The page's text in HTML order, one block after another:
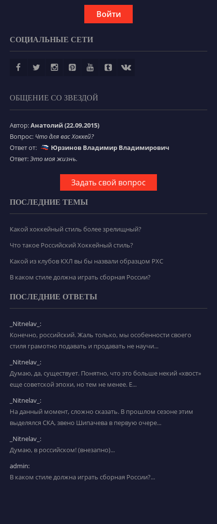
Войти
СОЦИАЛЬНЫЕ СЕТИ
ОБЩЕНИЕ СО ЗВЕЗДОЙ
Автор:Анатолий (22.09.2015)
Вопрос: Что для вас Хоккей?
Ответ от:
Юрзинов Владимир Владимирович
Ответ:Это моя жизнь.
Задать свой вопрос
ПОСЛЕДНИЕ ТЕМЫ
Какой хоккейный стиль более зрелищный?
Что такое Российский Хоккейный стиль?
Какой из клубов КХЛ вы бы назвали образцом РХС
В каком стиле должна играть сборная России?
ПОСЛЕДНИЕ ОТВЕТЫ
_Nitnelav_:
Конечно, российский. Жаль только, мы особенности своего
стиля грамотно подавать и продавать не научи...
_Nitnelav_:
Думаю, да, существует. Понятно, что это больше некий «хвост»
еще советской эпохи, но тем не менее. Е...
_Nitnelav_:
На данный момент, сложно сказать. В прошлом сезоне этим
выделялся СКА, звено Шипачева в первую очере...
_Nitnelav_:
Думаю, в российском! (внезапно)...
admin:
В каком стиле должна играть сборная России?...